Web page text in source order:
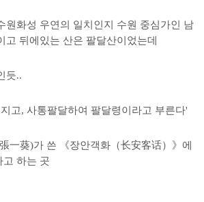
원화성 우연의 일치인지 수원 중심가인 남
고 뒤에있는 산은 팔달산이었는데
듯..
고, 사통팔달하여 팔달령이라고 부른다'
一葵)가 쓴 《장안객화（长安客话）》에
고 하는 곳